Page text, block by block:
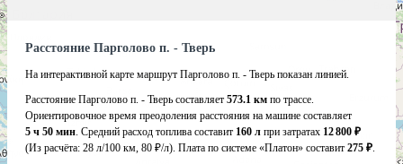
Расстояние Парголово п. - Тверь
На интерактивной карте маршрут Парголово п. - Тверь показан линией.
Расстояние Парголово п. - Тверь составляет 573.1 км по трассе.
Ориентировочное время преодоления расстояния на машине составляет
5 ч 50 мин. Средний расход топлива составит 160 л при затратах 12 800 ₽
(Из расчёта: 28 л/100 км, 80 ₽/л). Плата по системе «Платон» составит 275 ₽.